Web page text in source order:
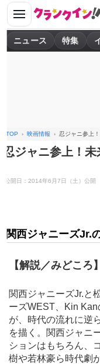
ニュース 特集
TOP 映画情報 忍ジャニ参上
忍ジャニ参上！
公開日：2014年6月7日（土）公開
関西ジャニーズJr.
【解説／みどころ】
関西ジャニーズJr.と
ーズWEST、Kin
が、時代の流れに逆
を描く。関西ジャニ
ションはもちろん、
樹や若林豪ら時代劇